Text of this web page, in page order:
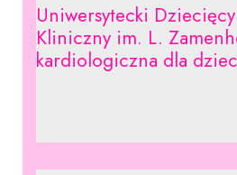
Uniwersytecki
Kliniczny im. L.
kardiologiczna dla